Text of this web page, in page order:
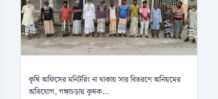
কৃষি অফিসের মনিটরিং না থাকায় সার বিতরণে অনিয়মের
অভিযোগ, গঙ্গাচড়ায় কৃষক...